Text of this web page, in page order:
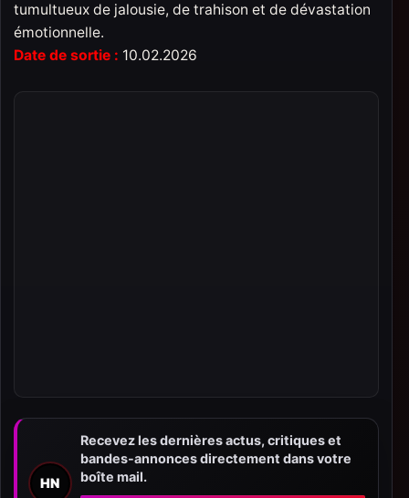
tumultueux de jalousie, de trahison et de dévastation
émotionnelle.
Date de sortie : 10.02.2026
HN
Recevez les dernières actus, critiques et
bandes-annonces directement dans votre
boîte mail.